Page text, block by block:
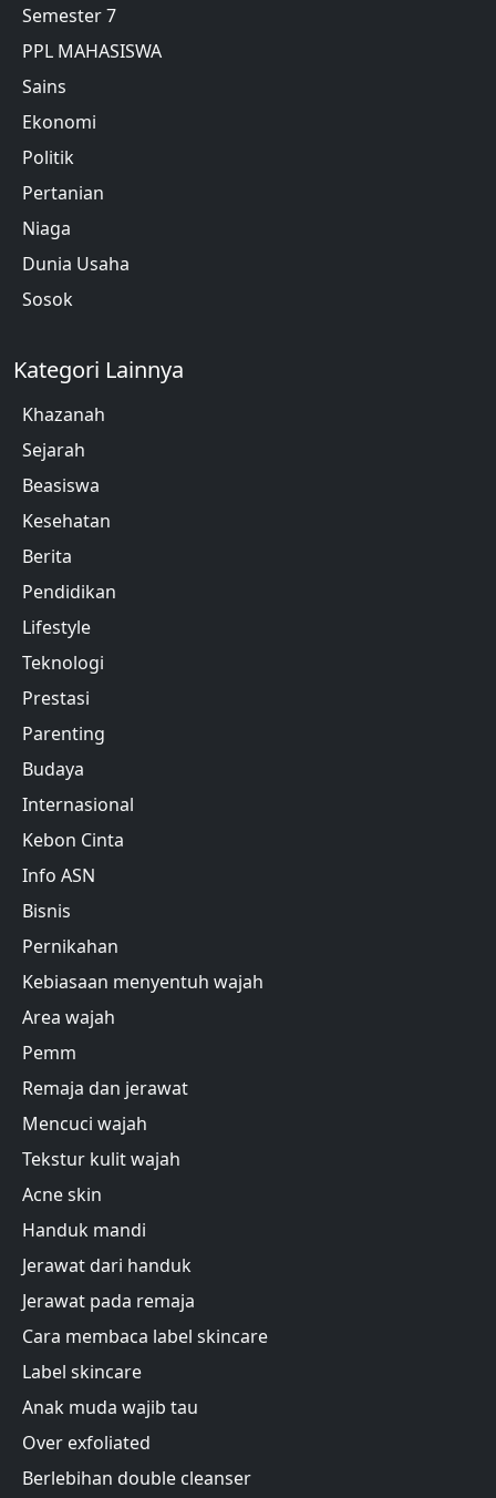
Semester 7
PPL MAHASISWA
Sains
Ekonomi
Politik
Pertanian
Niaga
Dunia Usaha
Sosok
Kategori Lainnya
Khazanah
Sejarah
Beasiswa
Kesehatan
Berita
Pendidikan
Lifestyle
Teknologi
Prestasi
Parenting
Budaya
Internasional
Kebon Cinta
Info ASN
Bisnis
Pernikahan
Kebiasaan menyentuh wajah
Area wajah
Pemm
Remaja dan jerawat
Mencuci wajah
Tekstur kulit wajah
Acne skin
Handuk mandi
Jerawat dari handuk
Jerawat pada remaja
Cara membaca label skincare
Label skincare
Anak muda wajib tau
Over exfoliated
Berlebihan double cleanser